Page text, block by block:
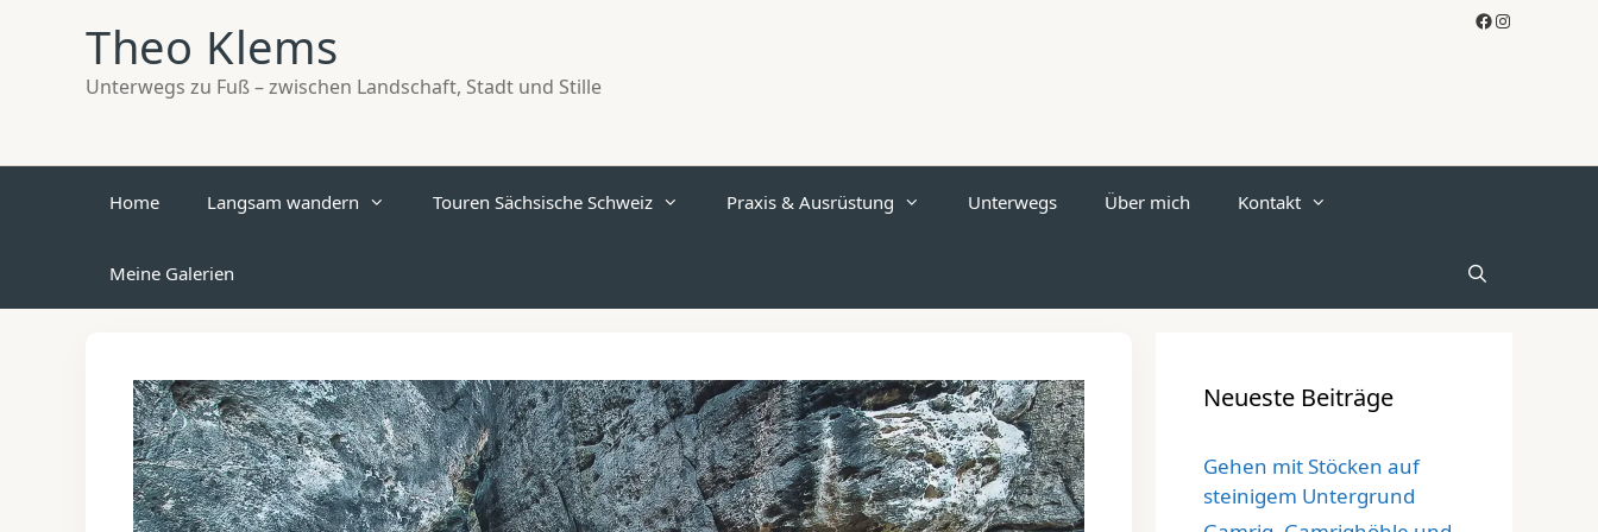
Facebook
Instagram
Theo Klems
Unterwegs zu Fuß – zwischen Landschaft, Stadt und Stille
Home Langsam wandern Touren Sächsische Schweiz Praxis & Ausrüstung Unterwegs Über mich Kontakt
Meine Galerien
Neueste Beiträge
Gehen mit Stöcken auf
steinigem Untergrund